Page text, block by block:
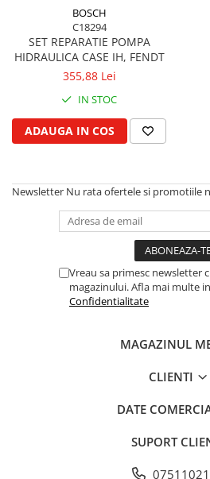
Ghidaj pentru supapa
Pene si garnituri pentru supape
Distributie
Ax cu came si inel, garnituri,
obturator
Evacuare si admisie
Capac toba esapament
Cot si suport esapament
Garnitura colector esapament
Admisia aerului
Turbosuflanta
Flexibil evacuare
Garnitura baie de ulei
Garnitura culbutori capac camera
Garnitura chiulasa motor
Hesston
Disc romanesc
Huard
Kuhn, Huard
Lemken
Supertino
BOSCH
C18294
SET REPARATIE POMPA
HIDRAULICA CASE IH, FENDT
355,88 Lei
IN STOC
ADAUGA IN COS
Newsletter Nu rata ofertele si promotiile
Vreau sa primesc newsletter
magazinului. Afla mai multe in
Confidentialitate
MAGAZINUL
CLIENTI
DATE
SUPORT